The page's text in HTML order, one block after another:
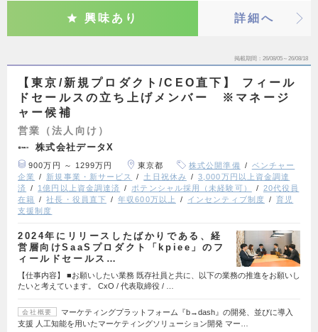
興味あり 詳細へ
掲載期間 26/08/05～26/08/18
【東京/新規プロダクト/CEO直下】 フィール
ドセールスの立ち上げメンバー ※マネージ
ャー候補
営業（法人向け）
株式会社データX
900万円 ～ 1299万円 東京都 株式公開準備
ベンチャー
企業
新規事業・新サービス 土日祝休み
3,000万円以上資金調達
済
1億円以上資金調達済 ポテンシャル採用（未経験可）
20代役員
在籍
社長・役員直下 年収600万以上 インセンティブ制度
育児
支援制度
2024年にリリースしたばかりである、経
営層向けSaaSプロダクト「kpiee」のフ
ィールドセールス…
【仕事内容】 ■お願いしたい業務 既存社員と共に、以下の業務の推進をお願いし
たいと考えています。 CxO / 代表取締役 / …
会社概要
マーケティングプラットフォーム『b→dash』の開発、並びに導入
支援 人工知能を用いたマーケティングソリューション開発 マー…